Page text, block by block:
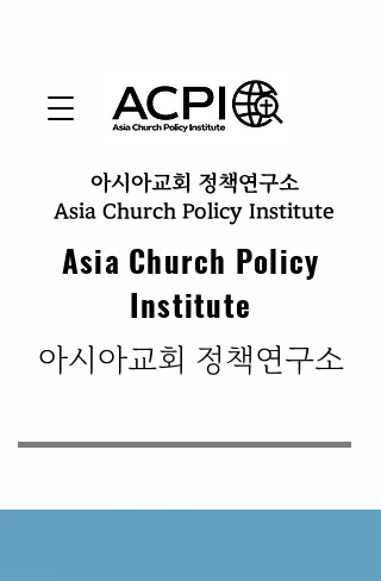
아시아교회 정책연구소
Asia Church Policy Institute
Asia Church Policy
Institute
​아시아교회 정책연구소